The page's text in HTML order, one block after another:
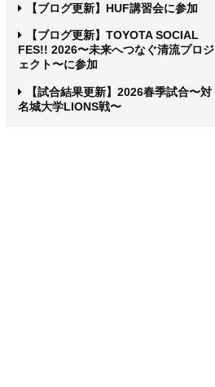
【ブログ更新】HUF講習会に参加
【ブログ更新】TOYOTA SOCIAL
FES!! 2026〜未来へつなぐ清流プロジ
ェクト〜に参加
【試合結果更新】2026春季試合〜対
名城大学LIONS戦〜